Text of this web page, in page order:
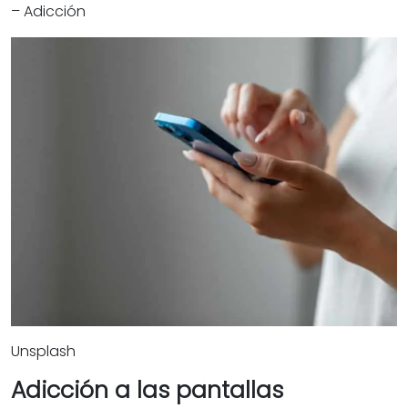
– Adicción
Unsplash
Adicción a las pantallas